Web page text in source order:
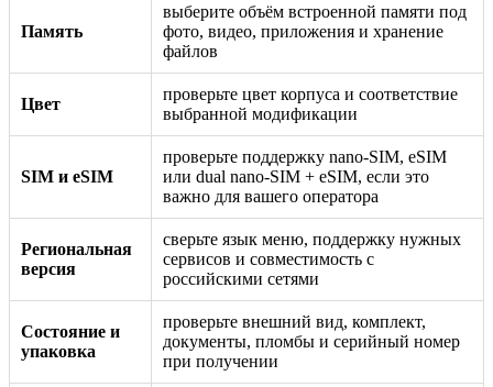
Память
выберите объём встроенной памяти под
фото, видео, приложения и хранение
файлов
Цвет
проверьте цвет корпуса и соответствие
выбранной модификации
SIM и eSIM
проверьте поддержку nano-SIM, eSIM
или dual nano-SIM + eSIM, если это
важно для вашего оператора
Региональная
версия
сверьте язык меню, поддержку нужных
сервисов и совместимость с
российскими сетями
Состояние и
упаковка
проверьте внешний вид, комплект,
документы, пломбы и серийный номер
при получении